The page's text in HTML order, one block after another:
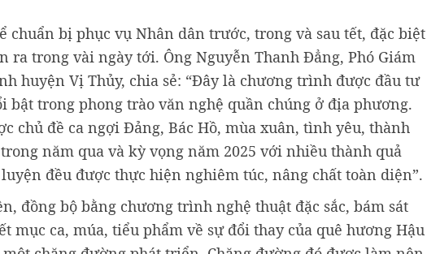
bị phục vụ Nhân dân trước, trong và sau tết, đặc biệt
trong vài ngày tới. Ông Nguyễn Thanh Đẳng, Phó Giám
huyện Vị Thủy, chia sẻ: “Đây là chương trình được đầu tư
bật trong phong trào văn nghệ quần chúng ở địa phương.
chủ đề ca ngợi Đảng, Bác Hồ, mùa xuân, tình yêu, thành
năm qua và kỳ vọng năm 2025 với nhiều thành quả
đều được thực hiện nghiêm túc, nâng chất toàn diện”.
đồng bộ bằng chương trình nghệ thuật đặc sắc, bám sát
mục ca, múa, tiểu phẩm về sự đổi thay của quê hương Hậu